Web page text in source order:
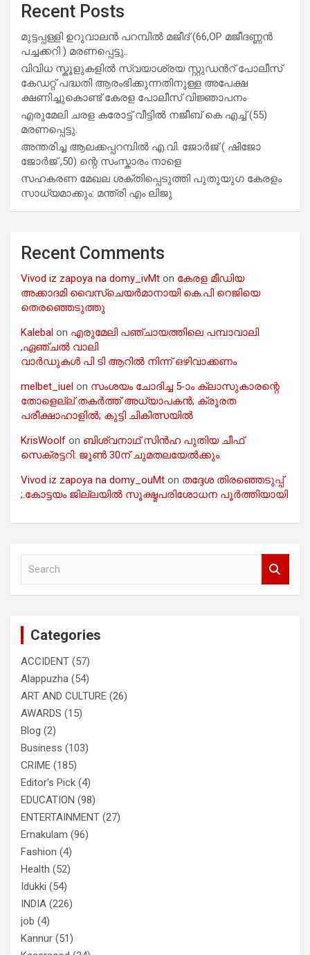
Recent Posts
മുട്ടപ്പള്ളി ഉറുവാലൻ പറമ്പിൽ മജീദ് (66,OP മജീദണ്ണൻ
പച്ചക്കറി ) മരണപ്പെട്ടു..
വിവിധ സ്കൂളുകളില്‍ സ്വയാശ്രയ സ്റ്റുഡന്‍റ് പോലീസ്
കേഡറ്റ് പദ്ധതി ആരംഭിക്കുന്നതിനുള്ള അപേക്ഷ
ക്ഷണിച്ചുകൊണ്ട് കേരള പോലീസ് വിജ്ഞാപനം
എരുമേലി ചരള കരോട്ട് വീട്ടിൽ നജീബ് കെ എച്ച് (55)
മരണപ്പെട്ടു.
അന്തരിച്ച ആ​ല​ക്ക​പ്പ​റമ്പിൽ​ എ.​വി. ജോ​ർ​ജ് ( ഷിജോ
ജോർജ് ,50) ന്റെ സംസ്കാരം നാളെ
സഹകരണ മേഖല ശക്തിപ്പെടുത്തി പുതുയുഗ കേരളം
സാധ്യമാക്കും: മന്ത്രി എം ലിജു
Recent Comments
Vivod iz zapoya na domy_ivMt on കേരള മീഡിയ
അക്കാദമി വൈസ്ചെയർമാനായി കെ.പി റെജിയെ
തെരഞ്ഞെടുത്തു
Kalebal on എരുമേലി പഞ്ചായത്തിലെ പമ്പാവാലി
,ഏഞ്ചൽ വാലി
വാർഡുകൾ പി ടി ആറിൽ നിന്ന് ഒഴിവാക്കണം
melbet_iuel on സംശയം ചോദിച്ച 5-ാം ക്ലാസുകാരന്റെ
തോളെല്ല് തകർത്ത് അധ്യാപകൻ; ക്രൂരത
പരീക്ഷാഹാളിൽ; കുട്ടി ചികിത്സയിൽ
KrisWoolf on ബിശ്വനാഥ് സിൻഹ പുതിയ ചീഫ്
സെക്രട്ടറി: ജൂൺ 30ന് ചുമതലയേൽക്കും
Vivod iz zapoya na domy_ouMt on തദ്ദേശ തിരഞ്ഞെടുപ്പ്
;.കോട്ടയം ജില്ലയിൽ സൂക്ഷ്മപരിശോധന പൂർത്തിയായി
Categories
ACCIDENT (57)
Alappuzha (54)
ART AND CULTURE (26)
AWARDS (15)
Blog (2)
Business (103)
CRIME (185)
Editor's Pick (4)
EDUCATION (98)
ENTERTAINMENT (27)
Ernakulam (96)
Fashion (4)
Health (52)
Idukki (54)
INDIA (226)
job (4)
Kannur (51)